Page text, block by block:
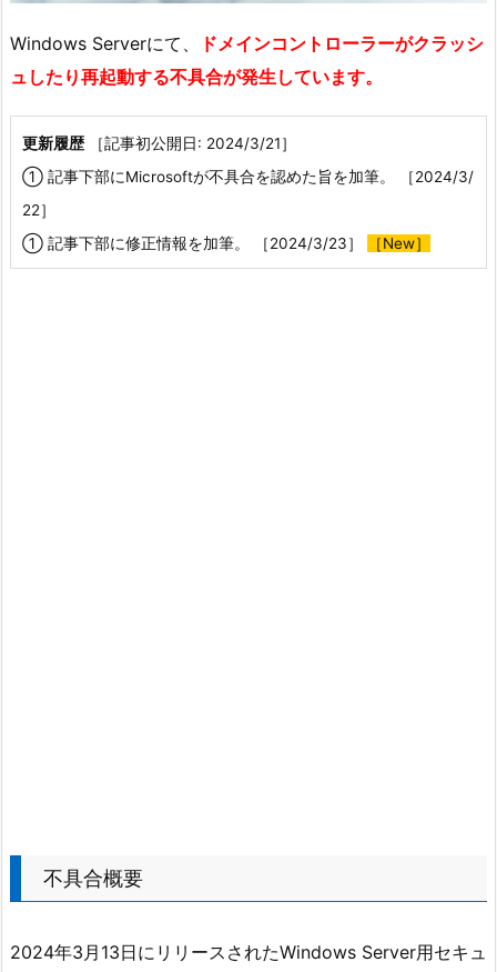
Windows Serverにて、
ドメインコントローラーがクラッシ
ュしたり再起動する不具合が発生しています。
更新履歴 ［記事初公開日: 2024/3/21］
① 記事下部にMicrosoftが不具合を認めた旨を加筆。 ［2024/3/
22］
① 記事下部に修正情報を加筆。 ［2024/3/23］
［New］
不具合概要
2024年3月13日にリリースされたWindows Server用セキュ